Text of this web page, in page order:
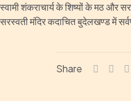
स्वामी शंकराचार्य के शिष्यों के मठ और
सरस्वती मंदिर कदाचित बुदेलखण्ड में
Share